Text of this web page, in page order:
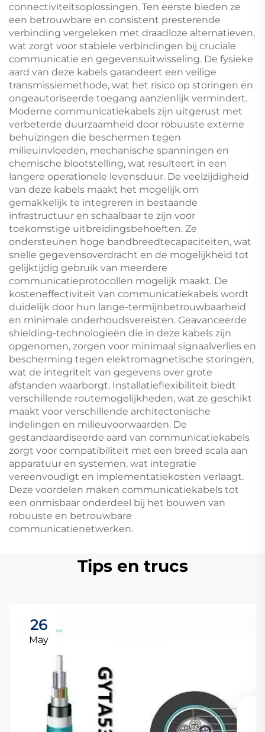
connectiviteitsoplossingen. Ten eerste bieden ze
een betrouwbare en consistent presterende
verbinding vergeleken met draadloze alternatieven,
wat zorgt voor stabiele verbindingen bij cruciale
communicatie en gegevensuitwisseling. De fysieke
aard van deze kabels garandeert een veilige
transmissiemethode, wat het risico op storingen en
ongeautoriseerde toegang aanzienlijk vermindert.
Moderne communicatiekabels zijn uitgerust met
verbeterde duurzaamheid door robuuste externe
behuizingen die beschermen tegen
milieuinvloeden, mechanische spanningen en
chemische blootstelling, wat resulteert in een
langere operationele levensduur. De veelzijdigheid
van deze kabels maakt het mogelijk om
gemakkelijk te integreren in bestaande
infrastructuur en schaalbaar te zijn voor
toekomstige uitbreidingsbehoeften. Ze
ondersteunen hoge bandbreedtecapaciteiten, wat
snelle gegevensoverdracht en de mogelijkheid tot
gelijktijdig gebruik van meerdere
communicatieprotocollen mogelijk maakt. De
kosteneffectiviteit van communicatiekabels wordt
duidelijk door hun lange-termijnbetrouwbaarheid
en minimale onderhoudsvereisten. Geavanceerde
shielding-technologieën die in deze kabels zijn
opgenomen, zorgen voor minimaal signaalverlies en
bescherming tegen elektromagnetische storingen,
wat de integriteit van gegevens over grote
afstanden waarborgt. Installatieflexibiliteit biedt
verschillende routemogelijkheden, wat ze geschikt
maakt voor verschillende architectonische
indelingen en milieuvoorwaarden. De
gestandaardiseerde aard van communicatiekabels
zorgt voor compatibiliteit met een breed scala aan
apparatuur en systemen, wat integratie
vereenvoudigt en implementatiekosten verlaagt.
Deze voordelen maken communicatiekabels tot
een onmisbaar onderdeel bij het bouwen van
robuuste en betrouwbare
communicatienetwerken.
Tips en trucs
26
May